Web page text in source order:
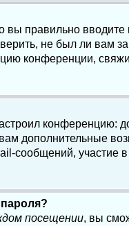
правильно
не был ли вам
конференции,
конференцию:
дополнительные
участие в
посещении, вы